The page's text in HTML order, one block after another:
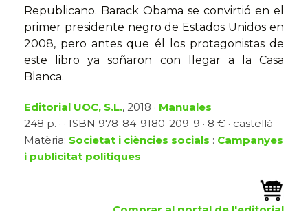
Republicano. Barack Obama se convirtió en el
primer presidente negro de Estados Unidos en
2008, pero antes que él los protagonistas de
este libro ya soñaron con llegar a la Casa
Blanca.
Editorial UOC, S.L., 2018 · Manuales
248 p. · · ISBN 978-84-9180-209-9 · 8 € · castellà
Matèria: Societat i ciències socials : Campanyes
i publicitat polítiques